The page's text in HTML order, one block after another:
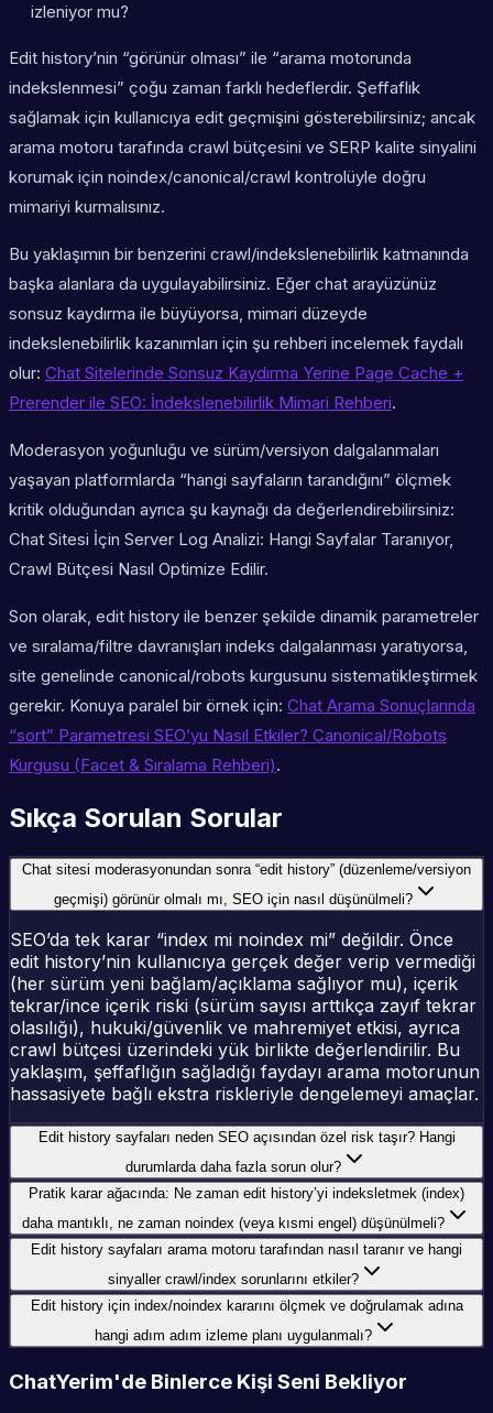
izleniyor mu?
Edit history’nin “görünür olması” ile “arama motorunda
indekslenmesi” çoğu zaman farklı hedeflerdir. Şeffaflık
sağlamak için kullanıcıya edit geçmişini gösterebilirsiniz; ancak
arama motoru tarafında crawl bütçesini ve SERP kalite sinyalini
korumak için noindex/canonical/crawl kontrolüyle doğru
mimariyi kurmalısınız.
Bu yaklaşımın bir benzerini crawl/indekslenebilirlik katmanında
başka alanlara da uygulayabilirsiniz. Eğer chat arayüzünüz
sonsuz kaydırma ile büyüyorsa, mimari düzeyde
indekslenebilirlik kazanımları için şu rehberi incelemek faydalı
olur: Chat Sitelerinde Sonsuz Kaydırma Yerine Page Cache +
Prerender ile SEO: İndekslenebilirlik Mimari Rehberi.
Moderasyon yoğunluğu ve sürüm/versiyon dalgalanmaları
yaşayan platformlarda “hangi sayfaların tarandığını” ölçmek
kritik olduğundan ayrıca şu kaynağı da değerlendirebilirsiniz:
Chat Sitesi İçin Server Log Analizi: Hangi Sayfalar Taranıyor,
Crawl Bütçesi Nasıl Optimize Edilir.
Son olarak, edit history ile benzer şekilde dinamik parametreler
ve sıralama/filtre davranışları indeks dalgalanması yaratıyorsa,
site genelinde canonical/robots kurgusunu sistematikleştirmek
gerekir. Konuya paralel bir örnek için: Chat Arama Sonuçlarında
“sort” Parametresi SEO’yu Nasıl Etkiler? Canonical/Robots
Kurgusu (Facet & Sıralama Rehberi).
Sıkça Sorulan Sorular
Chat sitesi moderasyonundan sonra “edit history” (düzenleme/versiyon
geçmişi) görünür olmalı mı, SEO için nasıl düşünülmeli?
SEO’da tek karar “index mi noindex mi” değildir. Önce
edit history’nin kullanıcıya gerçek değer verip vermediği
(her sürüm yeni bağlam/açıklama sağlıyor mu), içerik
tekrar/ince içerik riski (sürüm sayısı arttıkça zayıf tekrar
olasılığı), hukuki/güvenlik ve mahremiyet etkisi, ayrıca
crawl bütçesi üzerindeki yük birlikte değerlendirilir. Bu
yaklaşım, şeffaflığın sağladığı faydayı arama motorunun
hassasiyete bağlı ekstra riskleriyle dengelemeyi amaçlar.
Edit history sayfaları neden SEO açısından özel risk taşır? Hangi
durumlarda daha fazla sorun olur?
Pratik karar ağacında: Ne zaman edit history’yi indeksletmek (index)
daha mantıklı, ne zaman noindex (veya kısmi engel) düşünülmeli?
Edit history sayfaları arama motoru tarafından nasıl taranır ve hangi
sinyaller crawl/index sorunlarını etkiler?
Edit history için index/noindex kararını ölçmek ve doğrulamak adına
hangi adım adım izleme planı uygulanmalı?
ChatYerim'de Binlerce Kişi Seni Bekliyor